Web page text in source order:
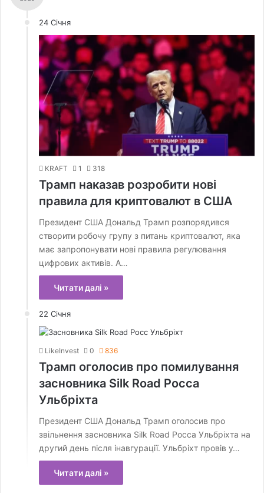
24 Січня
KRAFT 1 318
Трамп наказав розробити нові
правила для криптовалют в США
Президент США Дональд Трамп розпорядився
створити робочу групу з питань криптовалют, яка
має запропонувати нові правила регулювання
цифрових активів. А…
Читати далі »
22 Січня
LikeInvest 0 836
Трамп оголосив про помилування
засновника Silk Road Росса
Ульбріхта
Президент США Дональд Трамп оголосив про
звільнення засновника Silk Road Росса Ульбріхта на
другий день після інавгурації. Ульбріхт провів у…
Читати далі »